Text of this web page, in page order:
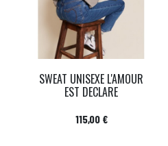
SWEAT UNISEXE L'AMOUR
EST DECLARE
Prix
115,00 €